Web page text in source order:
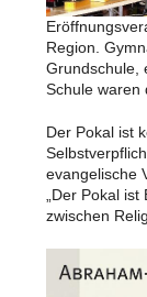
Region.
Grundschule,
Schule waren
Der Pokal ist
evangelische
„Der Pokal
zwischen